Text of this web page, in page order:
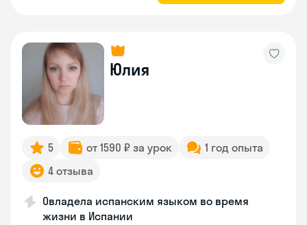
Юлия
5 от 1590 ₽ за урок
1 год опыта
4 отзыва
Овладела испанским языком во время
жизни в Испании